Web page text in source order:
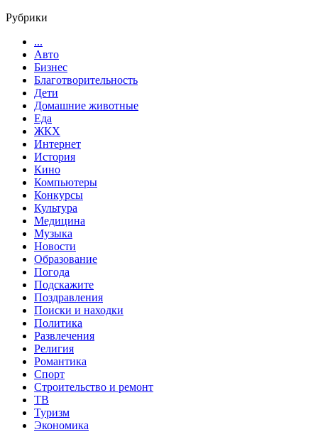
Рубрики
...
Авто
Бизнес
Благотворительность
Дети
Домашние животные
Еда
ЖКХ
Интернет
История
Кино
Компьютеры
Конкурсы
Культура
Медицина
Музыка
Новости
Образование
Погода
Подскажите
Поздравления
Поиски и находки
Политика
Развлечения
Религия
Романтика
Спорт
Строительство и ремонт
ТВ
Туризм
Экономика